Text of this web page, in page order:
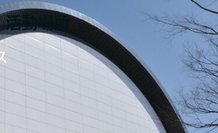
活動場所